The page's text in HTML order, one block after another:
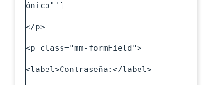
ónico"']
</p>
<p class="mm-formField">
<label>Contraseña:</label>